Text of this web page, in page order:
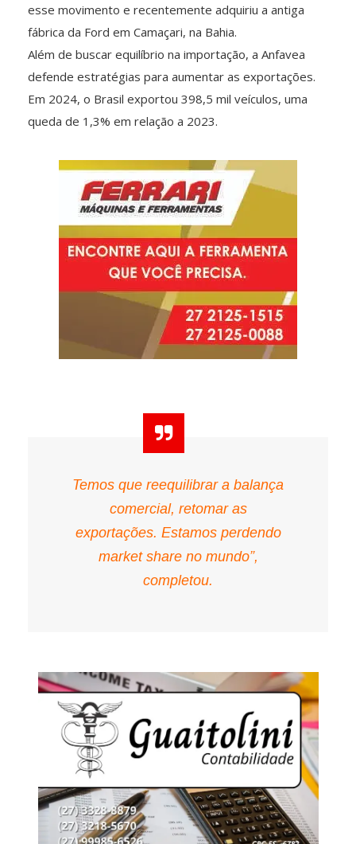
esse movimento e recentemente adquiriu a antiga
fábrica da Ford em Camaçari, na Bahia.
Além de buscar equilíbrio na importação, a Anfavea
defende estratégias para aumentar as exportações.
Em 2024, o Brasil exportou 398,5 mil veículos, uma
queda de 1,3% em relação a 2023.
Temos que reequilibrar a balança
comercial, retomar as
exportações. Estamos perdendo
market share no mundo”,
completou.